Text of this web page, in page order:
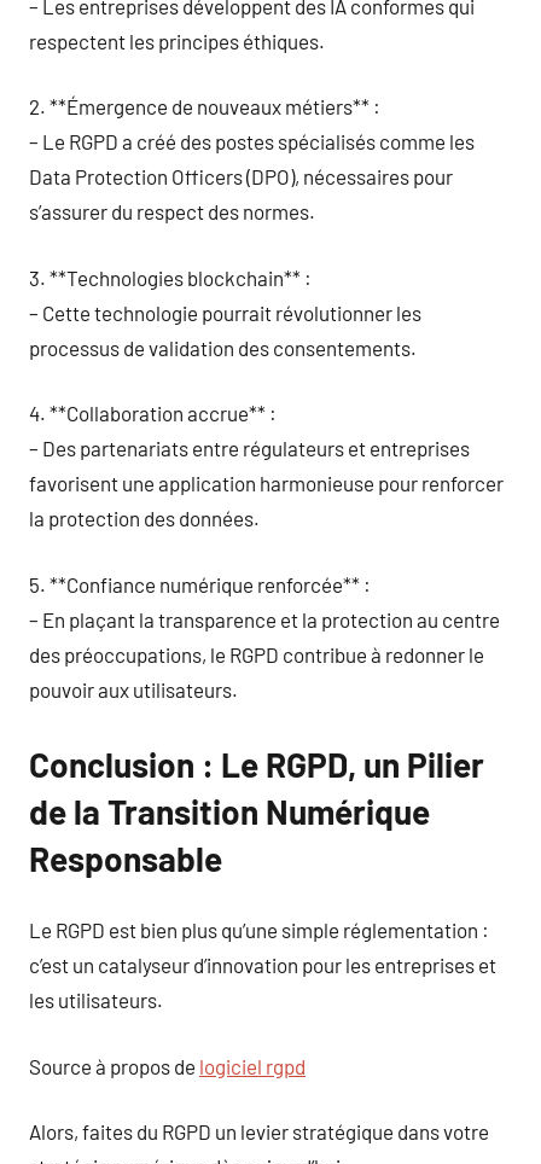
– Les entreprises développent des IA conformes qui
respectent les principes éthiques.
2. **Émergence de nouveaux métiers** :
– Le RGPD a créé des postes spécialisés comme les
Data Protection Officers (DPO), nécessaires pour
s’assurer du respect des normes.
3. **Technologies blockchain** :
– Cette technologie pourrait révolutionner les
processus de validation des consentements.
4. **Collaboration accrue** :
– Des partenariats entre régulateurs et entreprises
favorisent une application harmonieuse pour renforcer
la protection des données.
5. **Confiance numérique renforcée** :
– En plaçant la transparence et la protection au centre
des préoccupations, le RGPD contribue à redonner le
pouvoir aux utilisateurs.
Conclusion : Le RGPD, un Pilier
de la Transition Numérique
Responsable
Le RGPD est bien plus qu’une simple réglementation :
c’est un catalyseur d’innovation pour les entreprises et
les utilisateurs.
Source à propos de logiciel rgpd
Alors, faites du RGPD un levier stratégique dans votre